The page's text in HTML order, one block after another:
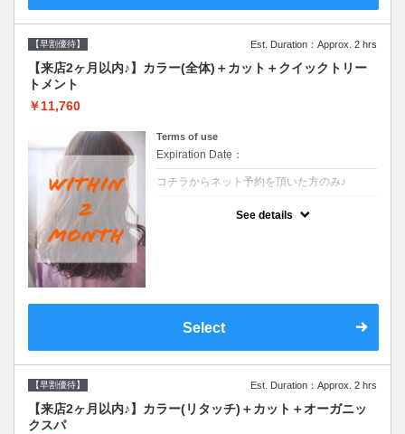
【早割優待】 Est. Duration：Approx. 2 hrs
【来店2ヶ月以内♪】カラー(全体)＋カット＋クイックトリー
トメント
￥11,760
Terms of use
Expiration Date：
コチラからネット予約を頂いた方のみ♪
See details
Select
【早割優待】 Est. Duration：Approx. 2 hrs
【来店2ヶ月以内♪】カラー(リタッチ)＋カット＋オーガニッ
クスパ